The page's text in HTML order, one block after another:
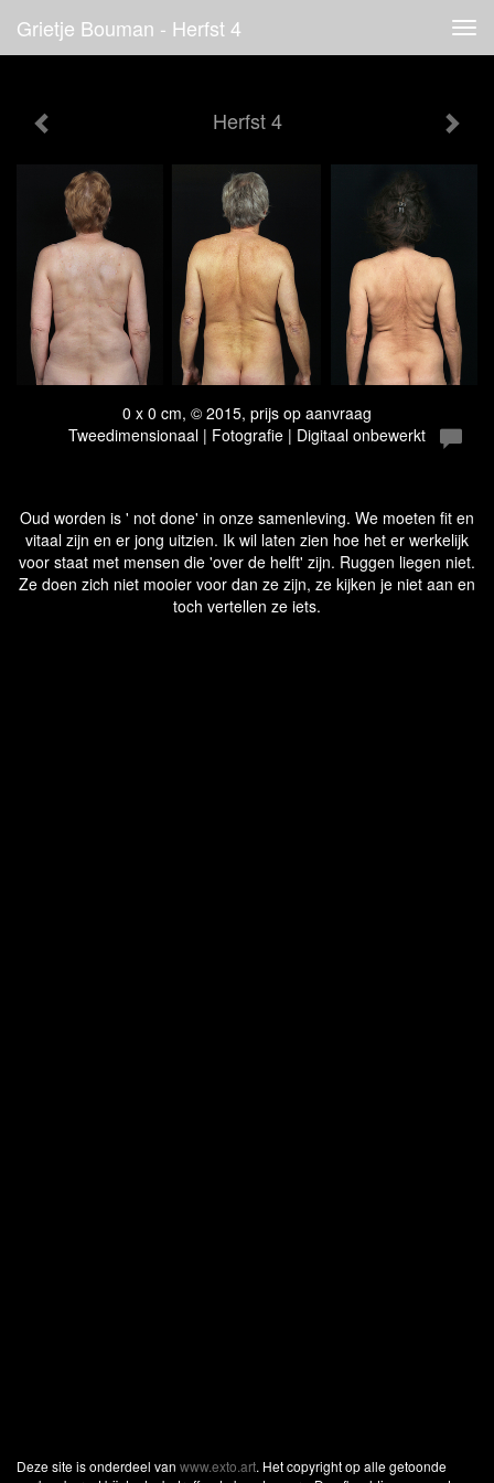
Grietje Bouman - Herfst 4
Herfst 4
0 x 0 cm, © 2015, prijs op aanvraag
Tweedimensionaal | Fotografie | Digitaal onbewerkt
Oud worden is ' not done' in onze samenleving. We moeten fit en
vitaal zijn en er jong uitzien. Ik wil laten zien hoe het er werkelijk
voor staat met mensen die 'over de helft' zijn. Ruggen liegen niet.
Ze doen zich niet mooier voor dan ze zijn, ze kijken je niet aan en
toch vertellen ze iets.
Deze site is onderdeel van www.exto.art. Het copyright op alle getoonde